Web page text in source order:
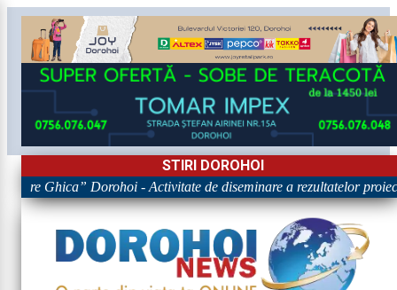
STIRI DOROHOI
Ghica” Dorohoi - Activitate de diseminare a rezultatelor